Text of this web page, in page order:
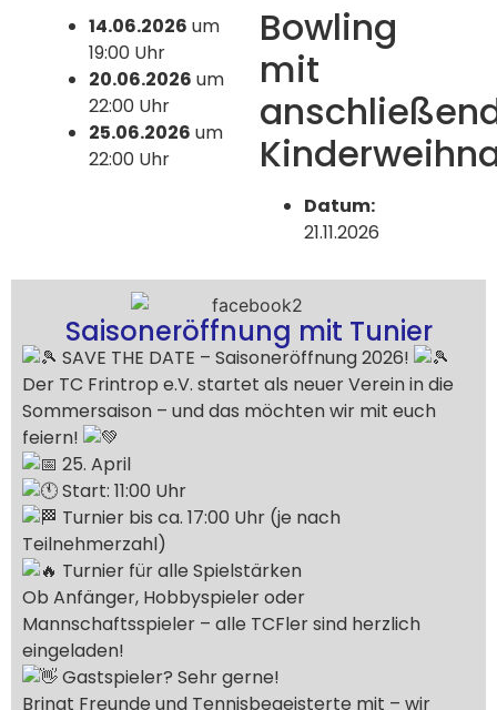
14.06.2026 um
19:00 Uhr
20.06.2026 um
22:00 Uhr
25.06.2026 um
22:00 Uhr
Bowling
mit
Datum:
21.11.2026
Saisoneröffnung mit Tunier
SAVE THE DATE – Saisoneröffnung 2026!
Der TC Frintrop e.V. startet als neuer Verein in die
Sommersaison – und das möchten wir mit euch
feiern!
25. April
Start: 11:00 Uhr
Turnier bis ca. 17:00 Uhr (je nach
Teilnehmerzahl)
Turnier für alle Spielstärken
Ob Anfänger, Hobbyspieler oder
Mannschaftsspieler – alle TCFler sind herzlich
eingeladen!
Gastspieler? Sehr gerne!
Bringt Freunde und Tennisbegeisterte mit – wir